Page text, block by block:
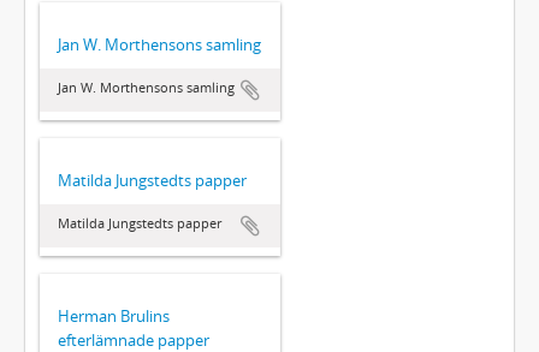
Jan W. Morthensons samling
Jan W. Morthensons samling
Matilda Jungstedts papper
Matilda Jungstedts papper
Herman Brulins
efterlämnade papper